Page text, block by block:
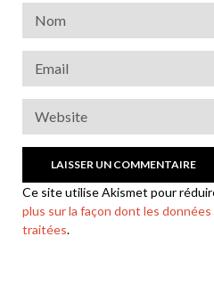
Ce site utilise Akismet pour
plus sur la façon dont les
traitées.